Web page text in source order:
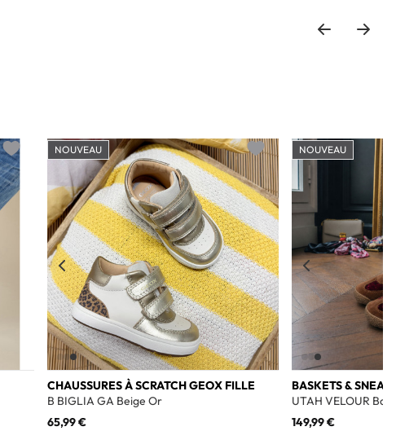
Add to wishlist
CHAUSSURES À SCRATCH GEOX FILLE
B BIGLIA GA Beige Or
65,99 €
NOUVEAU
Add to wishlist
BASKETS &
UTAH VELOUR
149,99 €
NOUVEAU